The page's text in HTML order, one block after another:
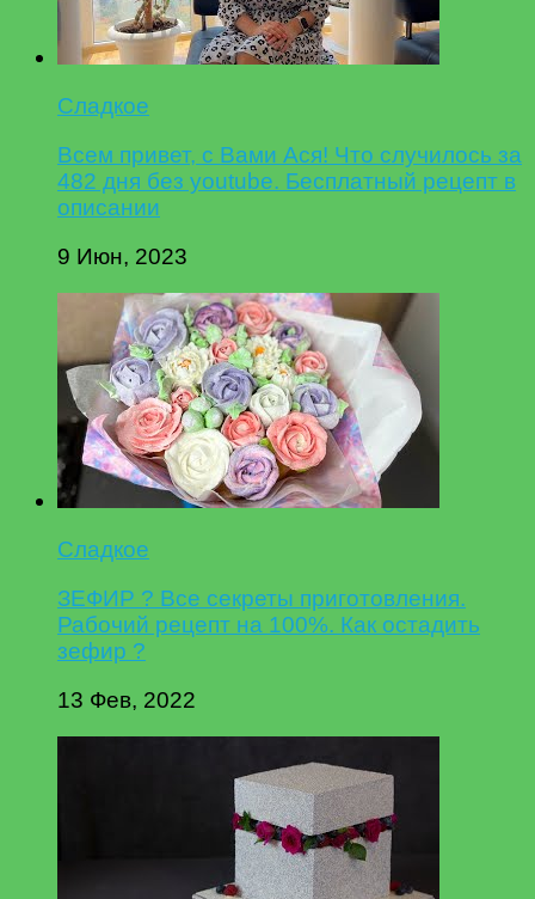
Сладкое
Всем привет, с Вами Ася! Что случилось за
482 дня без youtube. Бесплатный рецепт в
описании
9 Июн, 2023
Сладкое
ЗЕФИР ? Все секреты приготовления.
Рабочий рецепт на 100%. Как остадить
зефир ?
13 Фев, 2022